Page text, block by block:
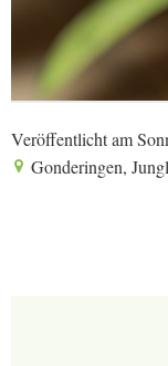
Veröffentlicht am
Gonderingen,